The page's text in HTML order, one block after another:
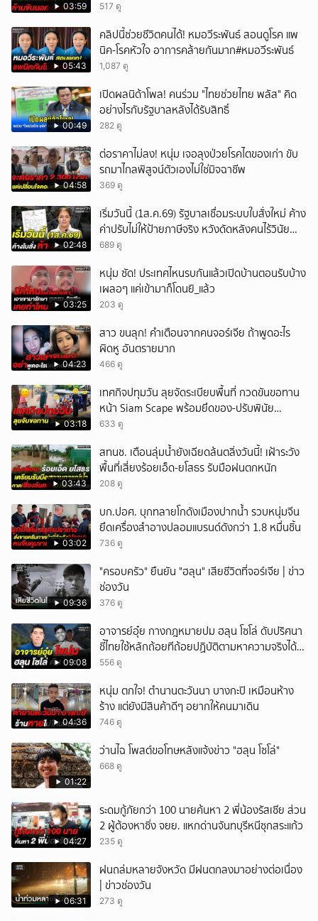
03:59 517 ดู
05:43
คลิปนี้ช่วยชีวิตคนได้! หมอวีระพันธ์ สอนดูโรค แพ
นิค-โรคหัวใจ อาการคล้ายกันมาก#หมอวีระพันธ์
1,087 ดู
00:49
เปิดผลนิด้าโพล! คนร่วม "ไทยช่วยไทย พลัส" คิด
อย่างไรกับรัฐบาลหลังได้รับสิทธิ์
282 ดู
04:58
ต่อราคาไม่ลง! หนุ่ม เจอลุงป่วยโรคไตของเก่า ขับ
รถมาไกลพิสูจน์ตัวเองไม่ใช่มิจฉาชีพ
369 ดู
02:48
เริ่มวันนี้ (1ส.ค.69) รัฐบาลเชื่อมระบบใบสั่งใหม่ ค้าง
ค่าปรับไม่ให้ป้ายภาษีจริง หวังดัดหลังคนไร้วินัย
จราจร
689 ดู
03:25
หนุ่ม ซัด! ประเทศไหนรบกันแล้วเปิดบ้านตอนรับบ้าง
เผลอๆ แค่เข้ามาก็โดนยิ_แล้ว
203 ดู
04:23
สาว ขนลุก! คำเตือนจากคนจอร์เจีย ถ้าพูดอะไร
ผิดหู อันตรายมาก
466 ดู
03:18
เทศกิจปทุมวัน ลุยจัดระเบียบพื้นที่ กวดขันขอทาน
หน้า Siam Scape พร้อมยึดของ-ปรับพินัย
แผงลอย
633 ดู
03:43
สทนช. เตือนลุ่มน้ำยังเฉียดล้นตลิ่งวันนี้! เฝ้าระวัง
พื้นที่เสี่ยงร้อยเอ็ด-ยโสธร รับมือฝนตกหนัก
208 ดู
03:02
บก.ปอศ. บุกทลายโกดังเมืองปากน้ำ รวบหนุ่มจีน
ยึดเครื่องสำอางปลอมแบรนด์ดังกว่า 1.8 หมื่นชิ้น
736 ดู
09:36
"ครอบครัว" ยืนยัน "ฮลุน" เสียชีวิตที่จอร์เจีย | ข่าว
ช่องวัน
376 ดู
09:08
อาจารย์อุ๋ย กางกฎหมายปม ฮลุน โซโล่ ดับปริศนา
ชี้ไทยใช้หลักถ้อยทีถ้อยปฏิบัติตามหาความจริงได้
แม้ไร้สนธิสัญญา
556 ดู
04:36
หนุ่ม ตกใจ! ตำนานตะวันนา บางกะปิ เหมือนห้าง
ร้าง แต่ยังมีสินค้าดีๆ อยากให้คนมาเดิน
746 ดู
01:22
ว่านไฉ โพสต์ขอโทษหลังแจ้งข่าว "ฮลุน โซโล่"
668 ดู
04:27
ระดมกู้ภัยกว่า 100 นายค้นหา 2 พี่น้องรัสเซีย ส่วน
2 ผู้ต้องหาซิ่ง จยย. แหกด่านจันทบุรีหนีซุกสระแก้ว
235 ดู
06:31
ฝนถล่มหลายจังหวัด มีฝนตกลงมาอย่างต่อเนื่อง
| ข่าวช่องวัน
273 ดู